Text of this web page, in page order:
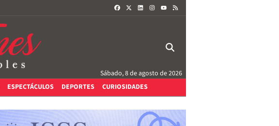
FACEBOOKLINKEDININSTAGRAM
Sábado, 8 de agosto de 2026
ESPECTÁCULOS DEPORTES CURIOSIDADES